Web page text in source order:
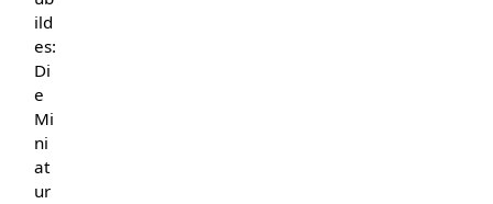
ild
es:
Di
e
Mi
ni
at
ur